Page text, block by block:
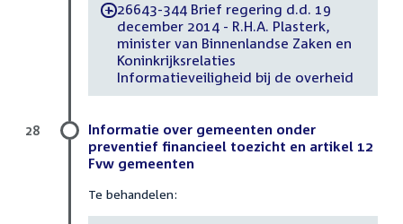
-26643-344 Brief regering d.d. 19
december 2014 - R.H.A. Plasterk,
minister van Binnenlandse Zaken en
Koninkrijksrelaties
Informatieveiligheid bij de overheid
Informatie over gemeenten onder
preventief financieel toezicht en artikel 12
Fvw gemeenten
Te behandelen:
28